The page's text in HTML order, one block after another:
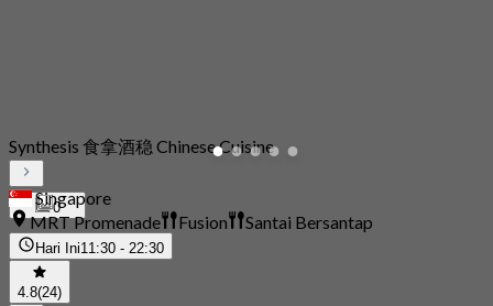
0
Synthesis 食拿酒稳 Chinese Cuisine
Singapore
MRT Promenade
Fusion Santai Bersantap
Hari Ini11:30 - 22:30
4.8(24)